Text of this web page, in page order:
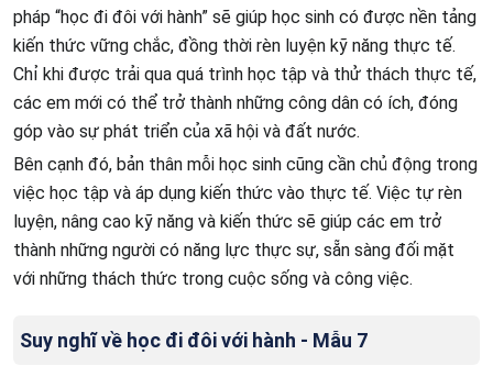
pháp “học đi đôi với hành” sẽ giúp học sinh có được nền tảng
kiến thức vững chắc, đồng thời rèn luyện kỹ năng thực tế.
Chỉ khi được trải qua quá trình học tập và thử thách thực tế,
các em mới có thể trở thành những công dân có ích, đóng
góp vào sự phát triển của xã hội và đất nước.
Bên cạnh đó, bản thân mỗi học sinh cũng cần chủ động trong
việc học tập và áp dụng kiến thức vào thực tế. Việc tự rèn
luyện, nâng cao kỹ năng và kiến thức sẽ giúp các em trở
thành những người có năng lực thực sự, sẵn sàng đối mặt
với những thách thức trong cuộc sống và công việc.
Suy nghĩ về học đi đôi với hành - Mẫu 7